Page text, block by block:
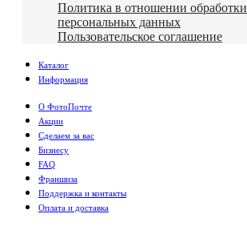
Политика в отношении обработки
персональных данных
Пользовательское соглашение
Каталог
Информация
О ФотоПочте
Акции
Сделаем за вас
Бизнесу
FAQ
Франшиза
Поддержка и контакты
Оплата и доставка